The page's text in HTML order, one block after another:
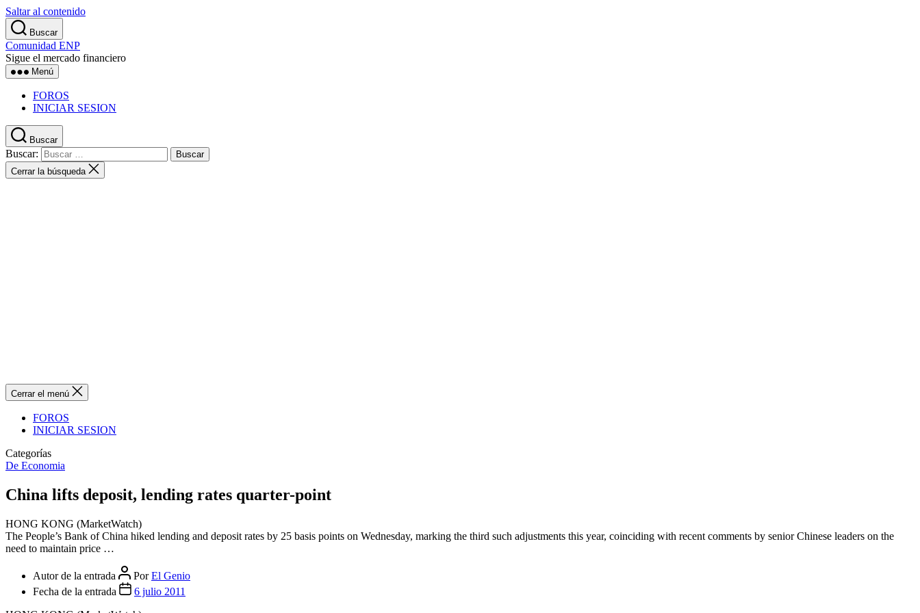
Saltar al contenido
Buscar
Comunidad ENP
Sigue el mercado financiero
Menú
FOROS
INICIAR SESION
Buscar
Buscar:
Cerrar la búsqueda
Cerrar el menú
FOROS
INICIAR SESION
Categorías
De Economia
China lifts deposit, lending rates quarter-point
HONG KONG (MarketWatch)
The People’s Bank of China hiked lending and deposit rates by 25 basis points on Wednesday, marking the third such adjustments this year, coinciding with recent comments by senior Chinese leaders on the
need to maintain price …
Autor de la entrada PorEl Genio
Fecha de la entrada
6 julio 2011